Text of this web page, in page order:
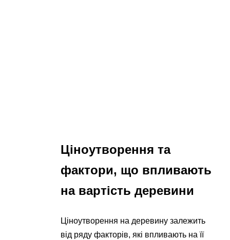
Ціноутворення та
фактори, що впливають
на вартість деревини
Ціноутворення на деревину залежить
від ряду факторів, які впливають на її